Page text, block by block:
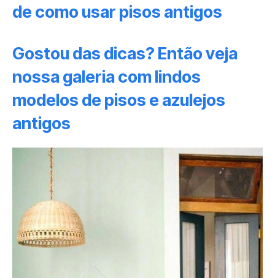
de como usar pisos antigos
Gostou das dicas? Então veja
nossa galeria com lindos
modelos de pisos e azulejos
antigos